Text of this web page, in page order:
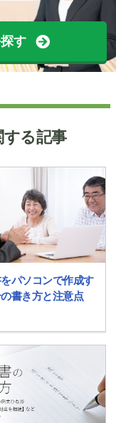
す
る記事
パソコンで作成す
書き方と注意点